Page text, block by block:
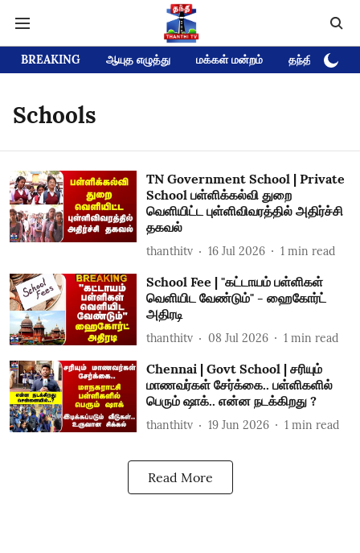
BREAKING ஆயுத எழுத்து மக்கள் மன்றம் தந்தி டிவி
Schools
TN Government School | Private
School பள்ளிக்கல்வி துறை
வெளியிட்ட புள்ளிவிவரத்தில் அதிர்ச்சி
தகவல்
thanthitv 16 Jul 2026 1 min read
School Fee | "கட்டாயம் பள்ளிகள்
வெளியிட வேண்டும்" - ஹைகோர்ட்
அதிரடி
thanthitv 08 Jul 2026 1 min read
Chennai | Govt School | சரியும்
மாணவர்கள் சேர்க்கை.. பள்ளிகளில்
பெரும் ஷாக்.. என்ன நடக்கிறது ?
thanthitv 19 Jun 2026 1 min read
Read More